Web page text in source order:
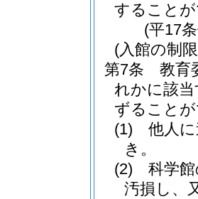
すること
(平17
(入館の制
第7条
教育
れかに該
ずること
(1)
他人
き。
(2)
科学
汚損し、